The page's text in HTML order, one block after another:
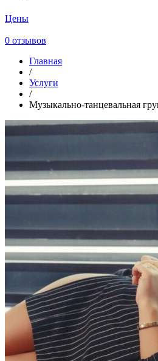
Цены
0 отзывов
Главная
/
Услуги
/
Музыкально-танцевальная